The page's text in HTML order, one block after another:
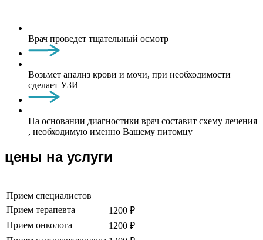
Врач проведет тщательный осмотр
Возьмет анализ крови и мочи, при необходимости
сделает УЗИ
На основании диагностики врач составит схему лечения
, необходимую именно Вашему питомцу
цены на услуги
Прием специалистов
Прием терапевта
1200 ₽
Прием онколога
1200 ₽